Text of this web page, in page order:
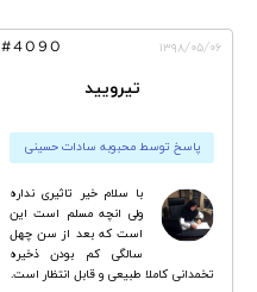
تیرویید
پاسخ توسط محبوبه سادات حسینی
۱۳۹۸/۰۵/۰۶ #4090
با سلام خیر تاثیری نداره
ولی انچه مسلم است این
است که بعد از سن چهل
سالگی کم بودن ذخیره
تخمدانی کاملا طبیعی و قابل انتظار است.